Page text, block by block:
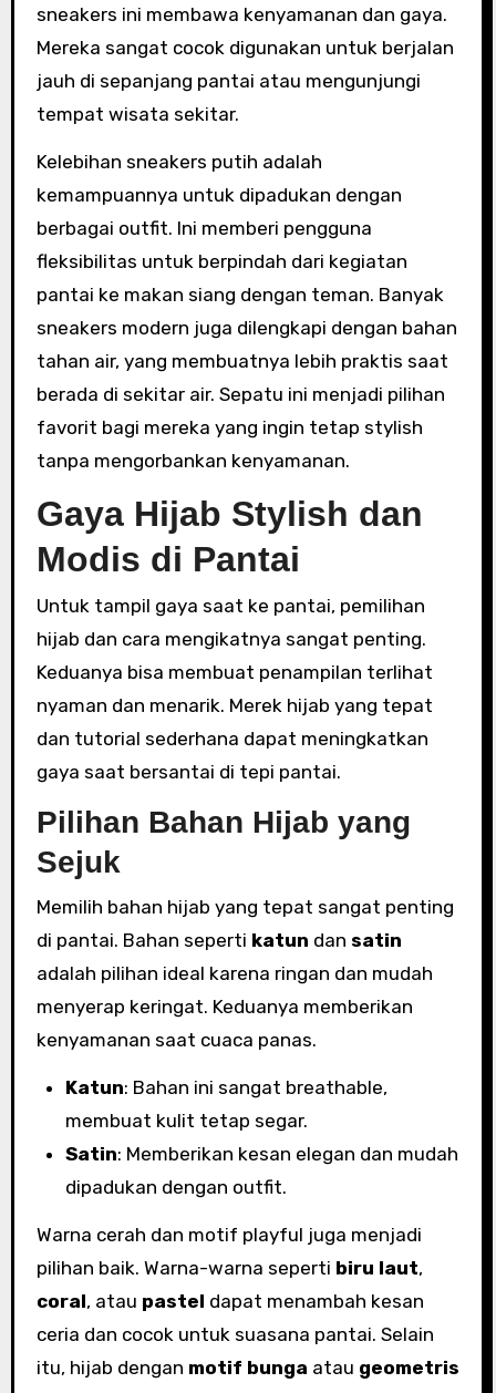
sneakers ini membawa kenyamanan dan gaya.
Mereka sangat cocok digunakan untuk berjalan
jauh di sepanjang pantai atau mengunjungi
tempat wisata sekitar.
Kelebihan sneakers putih adalah
kemampuannya untuk dipadukan dengan
berbagai outfit. Ini memberi pengguna
fleksibilitas untuk berpindah dari kegiatan
pantai ke makan siang dengan teman. Banyak
sneakers modern juga dilengkapi dengan bahan
tahan air, yang membuatnya lebih praktis saat
berada di sekitar air. Sepatu ini menjadi pilihan
favorit bagi mereka yang ingin tetap stylish
tanpa mengorbankan kenyamanan.
Gaya Hijab Stylish dan
Modis di Pantai
Untuk tampil gaya saat ke pantai, pemilihan
hijab dan cara mengikatnya sangat penting.
Keduanya bisa membuat penampilan terlihat
nyaman dan menarik. Merek hijab yang tepat
dan tutorial sederhana dapat meningkatkan
gaya saat bersantai di tepi pantai.
Pilihan Bahan Hijab yang
Sejuk
Memilih bahan hijab yang tepat sangat penting
di pantai. Bahan seperti katun dan satin
adalah pilihan ideal karena ringan dan mudah
menyerap keringat. Keduanya memberikan
kenyamanan saat cuaca panas.
Katun: Bahan ini sangat breathable,
membuat kulit tetap segar.
Satin: Memberikan kesan elegan dan mudah
dipadukan dengan outfit.
Warna cerah dan motif playful juga menjadi
pilihan baik. Warna-warna seperti biru laut,
coral, atau pastel dapat menambah kesan
ceria dan cocok untuk suasana pantai. Selain
itu, hijab dengan motif bunga atau geometris